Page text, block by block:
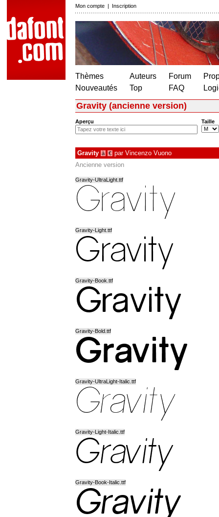
Mon compte | Inscription
Thèmes
Nouveautés
Auteurs
Top
Forum
FAQ
Gravity (ancienne version)
Aperçu Taille
Gravity à € par Vincenzo Vuono
Ancienne version
Gravity-UltraLight.ttf
Gravity-Light.ttf
Gravity-Book.ttf
Gravity-Bold.ttf
Gravity-UltraLight-Italic.ttf
Gravity-Light-Italic.ttf
Gravity-Book-Italic.ttf